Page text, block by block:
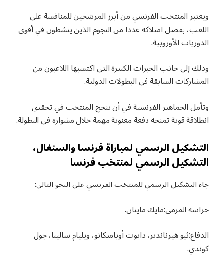
ويعتبر المنتخب الفرنسي من أبرز المرشحين للمنافسة على
اللقب، بفضل امتلاكه عددا من النجوم الذين ينشطون في أقوى
الدوريات الأوروبية.
وذلك إلى جانب الخبرات الكبيرة التي اكتسبها اللاعبون من
المشاركات السابقة في البطولات الدولية.
وتأمل الجماهير الفرنسية في أن ينجح المنتخب في تحقيق
انطلاقة قوية تمنحه دفعة معنوية مهمة خلال مشواره في البطولة.
التشكيل الرسمي لمباراة فرنسا والسنغال،
التشكيل الرسمي لمنتخب فرنسا
جاء التشكيل الرسمي للمنتخب الفرنسي على النحو التالي:
حراسة المرمى:مايك ماينان.
الدفاع:ثيو هيرنانديز، دايوت أوباميكانو، ويليام ساليبا، جول
كوندي.